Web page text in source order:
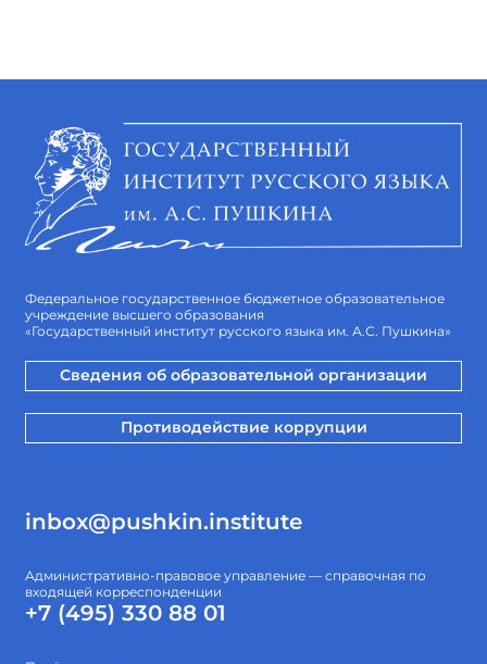
Федеральное государственное бюджетное образовательное
учреждение высшего образования
«Государственный институт русского языка им. А.С. Пушкина»
Сведения об образовательной организации
Противодействие коррупции
inbox@pushkin.institute
Административно-правовое управление — справочная по
входящей корреспонденции
+7 (495) 330 88 01